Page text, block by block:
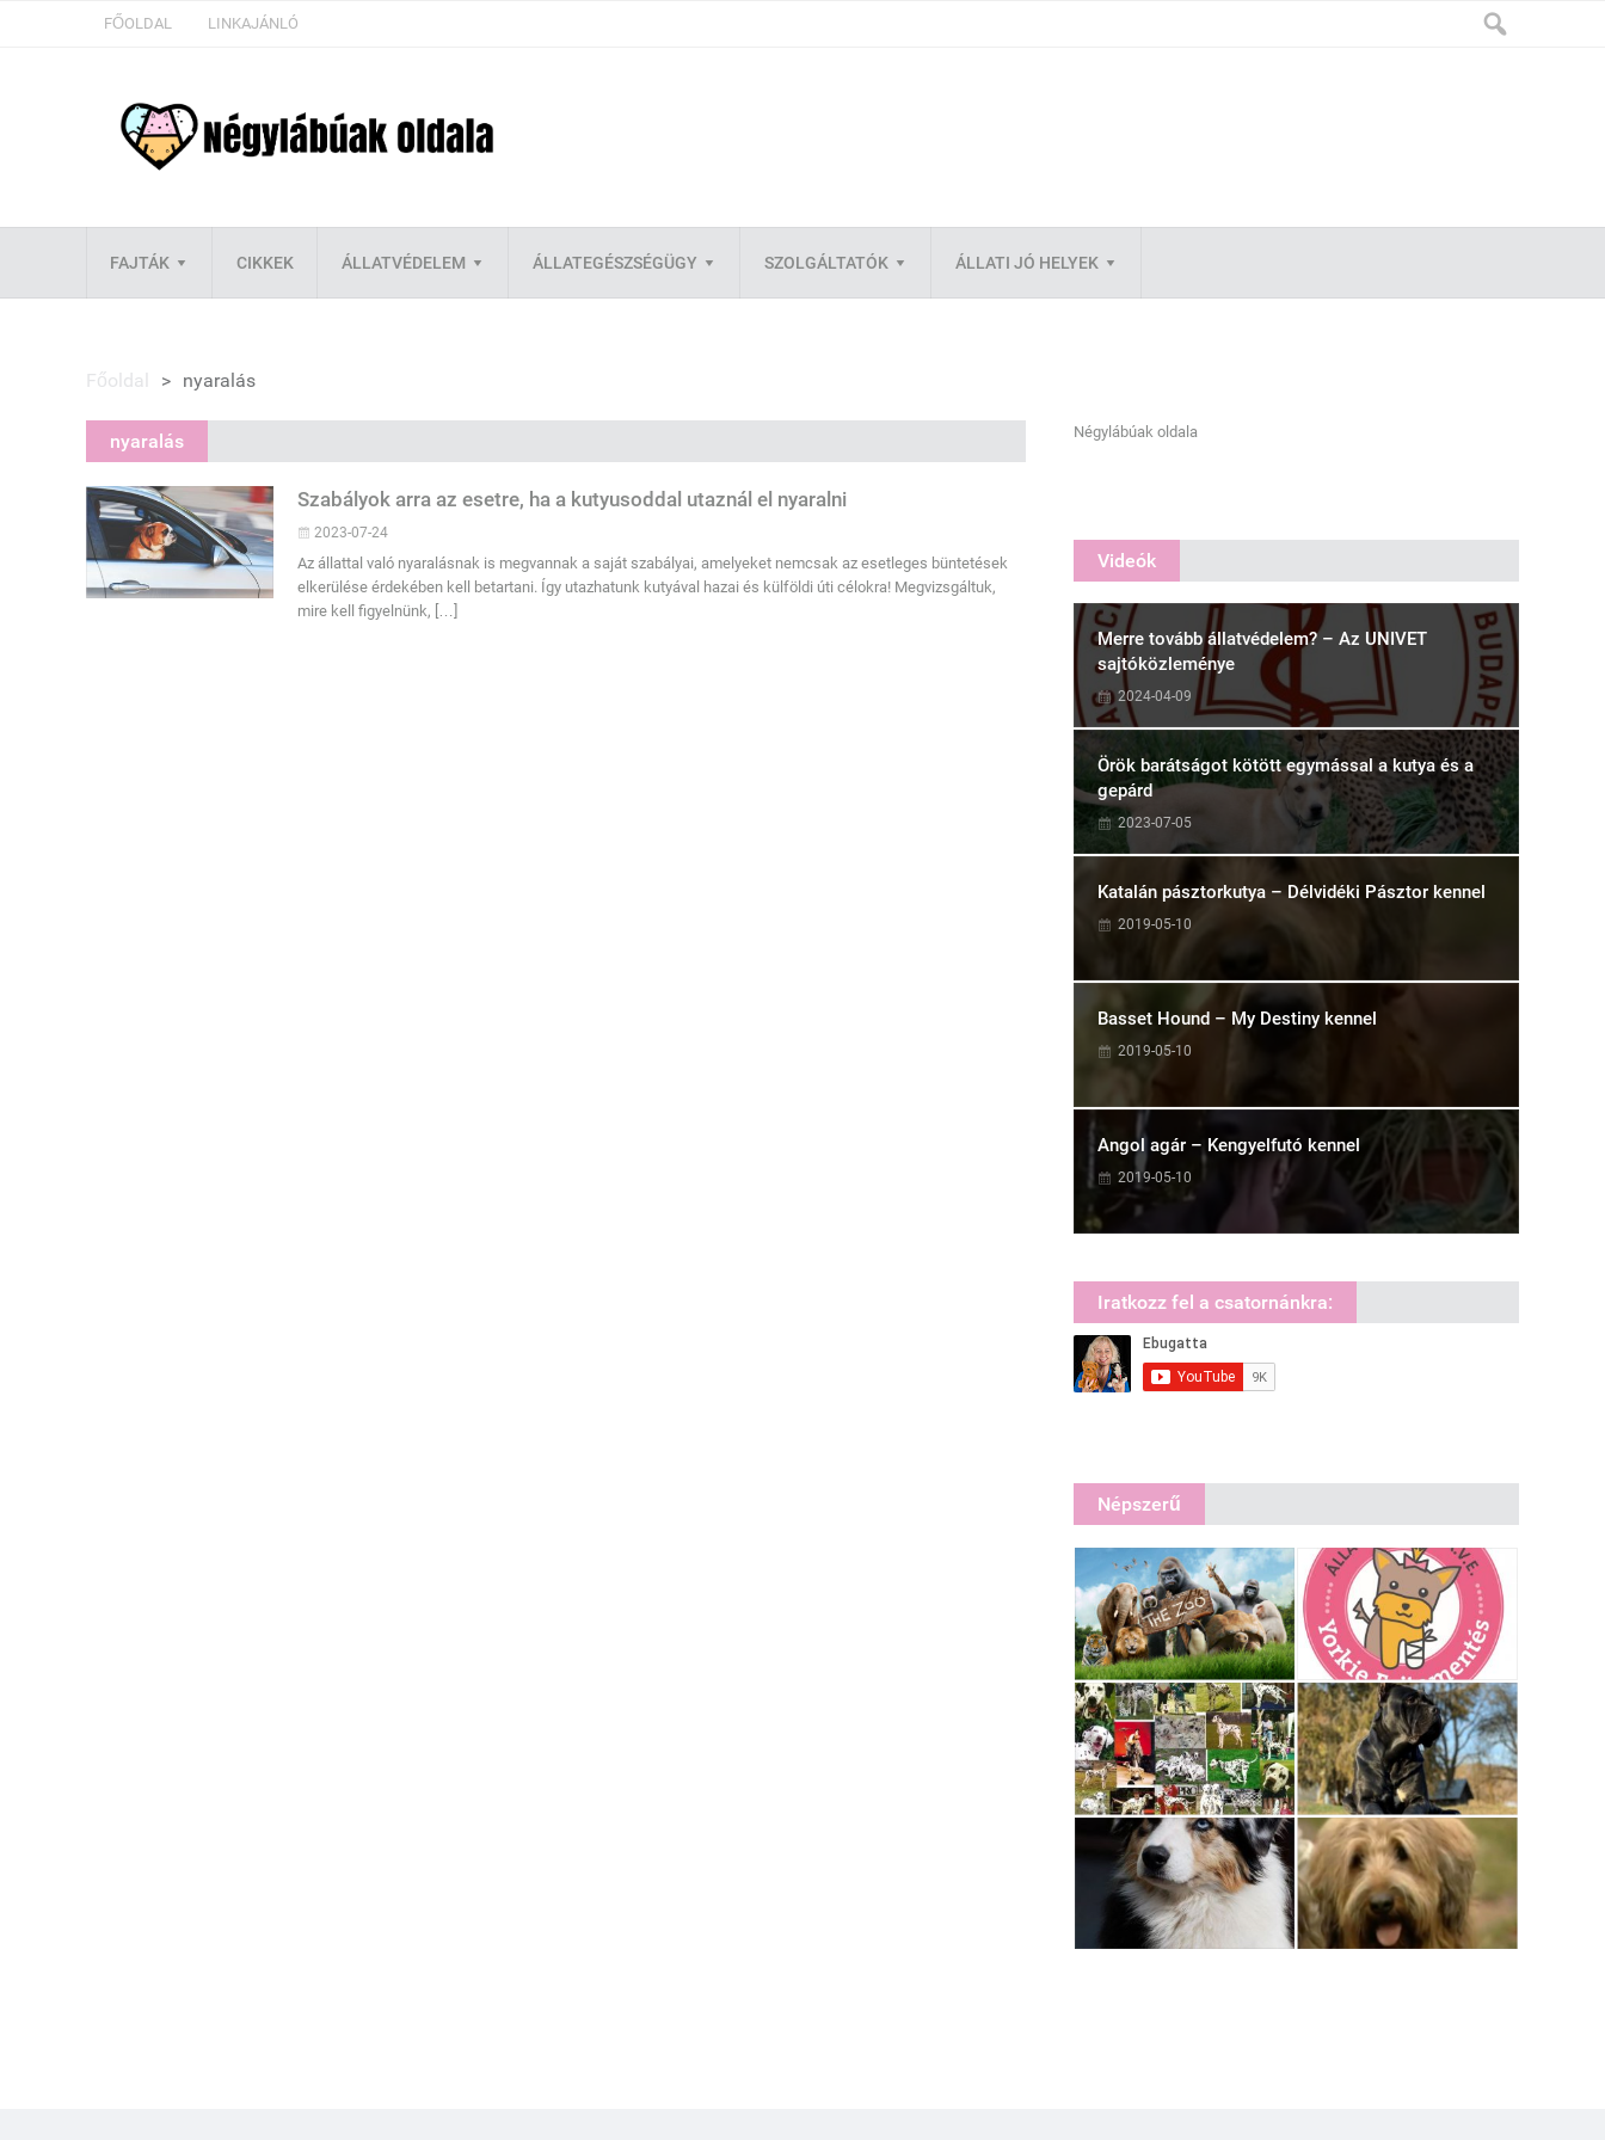
FŐOLDAL LINKAJÁNLÓ
FAJTÁK CIKKEK ÁLLATVÉDELEM ÁLLATEGÉSZSÉGÜGY SZOLGÁLTATÓK ÁLLATI JÓ HELYEK
Főoldal > nyaralás
nyaralás
Szabályok arra az esetre, ha a kutyusoddal utaznál el nyaralni
2023-07-24
Az állattal való nyaralásnak is megvannak a saját szabályai, amelyeket nemcsak az esetleges büntetések
elkerülése érdekében kell betartani. Így utazhatunk kutyával hazai és külföldi úti célokra! Megvizsgáltuk,
mire kell figyelnünk, […]
Négylábúak oldala
Videók
Merre tovább állatvédelem? – Az UNIVET
sajtóközleménye
2024-04-09
Örök barátságot kötött egymással a kutya és a
gepárd
2023-07-05
Katalán pásztorkutya – Délvidéki Pásztor kennel
2019-05-10
Basset Hound – My Destiny kennel
2019-05-10
Angol agár – Kengyelfutó kennel
2019-05-10
Iratkozz fel a csatornánkra:
Népszerű